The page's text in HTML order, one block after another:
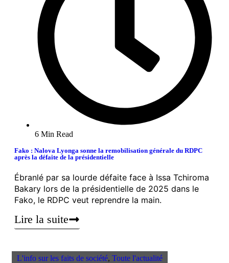
6 Min Read
Fako : Nalova Lyonga sonne la remobilisation générale du RDPC
après la défaite de la présidentielle
Ébranlé par sa lourde défaite face à Issa Tchiroma
Bakary lors de la présidentielle de 2025 dans le
Fako, le RDPC veut reprendre la main.
Lire la suite
L'info sur les faits de société, Toute l'actualité